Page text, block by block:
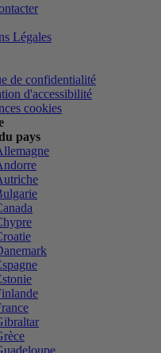
Légales
de confidentialité
d'accessibilité
cookies
pays